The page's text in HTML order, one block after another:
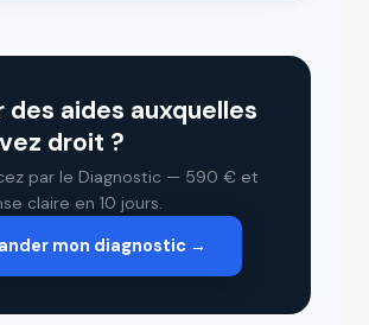
des aides auxquelles
droit ?
par le Diagnostic — 590 € et
claire en 10 jours.
mon diagnostic →